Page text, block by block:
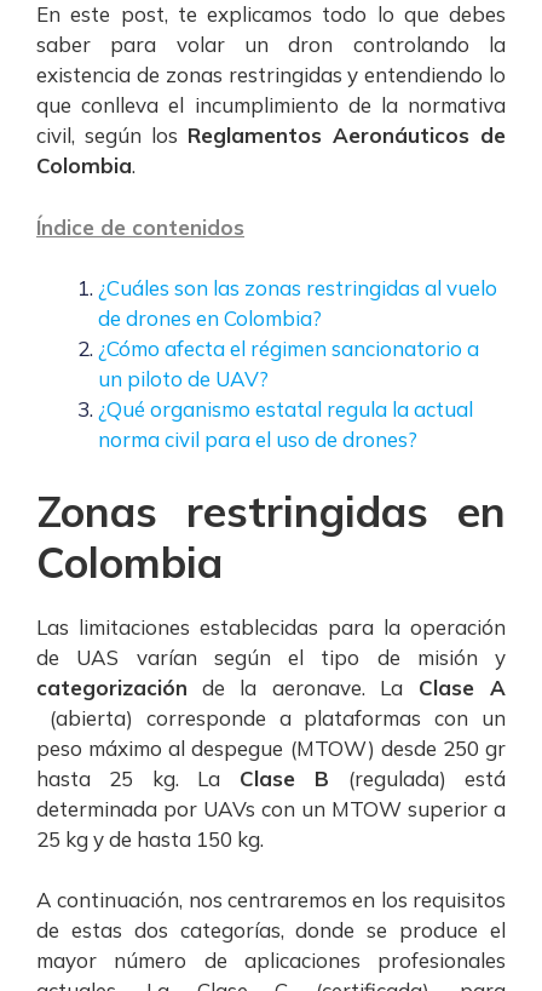
En este post, te explicamos todo lo que debes
saber para volar un dron controlando la
existencia de zonas restringidas y entendiendo lo
que conlleva el incumplimiento de la normativa
civil, según los Reglamentos Aeronáuticos de
Colombia.
Índice de contenidos
¿Cuáles son las zonas restringidas al vuelo
de drones en Colombia?
¿Cómo afecta el régimen sancionatorio a
un piloto de UAV?
¿Qué organismo estatal regula la actual
norma civil para el uso de drones?
Zonas restringidas en
Colombia
Las limitaciones establecidas para la operación
de UAS varían según el tipo de misión y
categorización de la aeronave. LaClase A
(abierta) corresponde a plataformas con un
peso máximo al despegue (MTOW) desde 250 gr
hasta 25 kg. La Clase B (regulada) está
determinada por UAVs con un MTOW superior a
25 kg y de hasta 150 kg.
A continuación, nos centraremos en los requisitos
de estas dos categorías, donde se produce el
mayor número de aplicaciones profesionales